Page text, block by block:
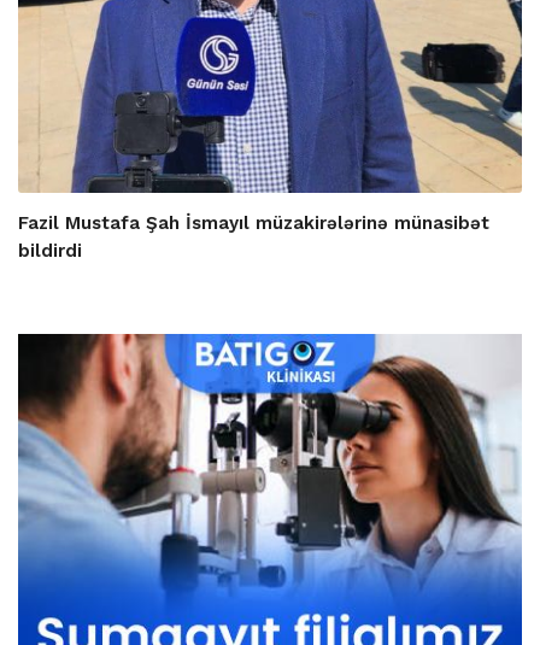
Fazil Mustafa Şah İsmayıl müzakirələrinə münasibət
bildirdi